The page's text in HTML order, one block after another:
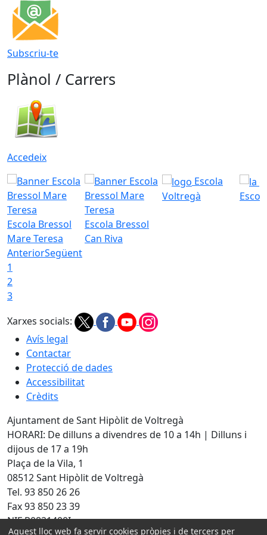
Subscriu-te
Plànol / Carrers
Accedeix
Escola Bressol
Mare Teresa
Escola Bressol
Can Riva
Escola
Voltregà
AnteriorSegüent
1
2
3
Xarxes socials:
Avís legal
Contactar
Protecció de dades
Accessibilitat
Crèdits
Ajuntament de Sant Hipòlit de Voltregà
HORARI: De dilluns a divendres de 10 a 14h | Dilluns i
dijous de 17 a 19h
Plaça de la Vila, 1
08512 Sant Hipòlit de Voltregà
Tel. 93 850 26 26
Fax 93 850 23 39
NIF P0821400I
Aquest lloc web fa servir cookies pròpies i de tercers per